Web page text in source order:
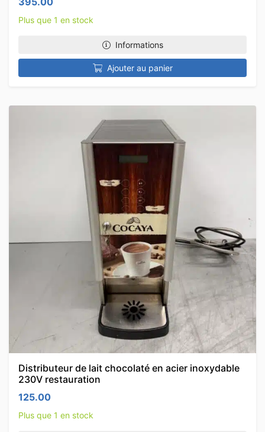
Plus que 1 en stock
Informations
Ajouter au panier
Distributeur de lait chocolaté en acier inoxydable
230V restauration
125.00
Plus que 1 en stock